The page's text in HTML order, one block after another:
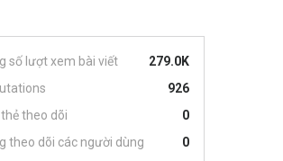
số lượt xem bài viết
279.0K
926
thẻ theo dõi
0
theo dõi các người dùng
0